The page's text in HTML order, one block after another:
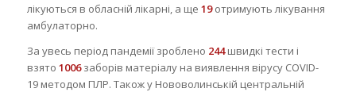
лікуються в обласній лікарні, а ще 19отримують лікування
амбулаторно.
За увесь період пандемії зроблено 244швидкі тести і
взято 1006заборів матеріалу на виявлення вірусу COVID-
19 методом ПЛР. Також у Нововолинській центральній